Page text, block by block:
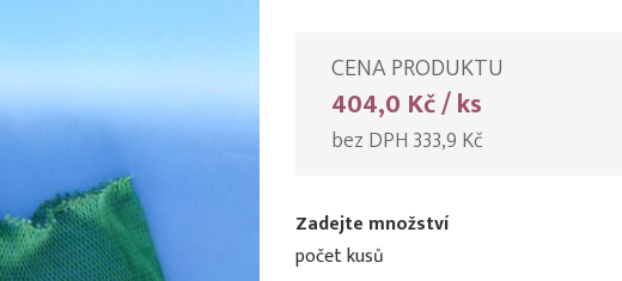
CENA PRODUKTU
404,0 Kč / ks
bez DPH 333,9 Kč
Zadejte množství
počet kusů